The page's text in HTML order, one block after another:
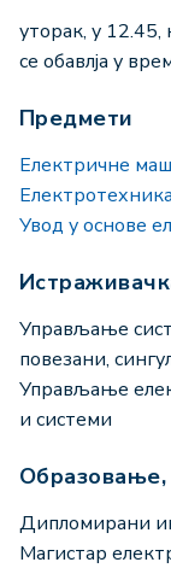
уторак, у 12.45,
се обавлја у
Предмети
Електричне
Електротехника
Увод у основе
Управљање
повезани,
Управљање
и системи
Дипломирани
Магистар